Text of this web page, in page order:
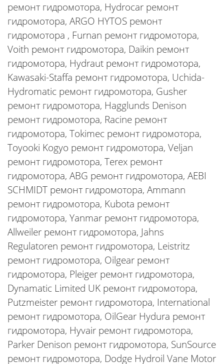
ремонт гидромотора, Hydrocar ремонт
гидромотора, ARGO HYTOS ремонт
гидромотора , Furnan ремонт гидромотора,
Voith ремонт гидромотора, Daikin ремонт
гидромотора, Hydraut ремонт гидромотора,
Kawasaki-Staffa ремонт гидромотора, Uchida-
Hydromatic ремонт гидромотора, Gusher
ремонт гидромотора, Hagglunds Denison
ремонт гидромотора, Racine ремонт
гидромотора, Tokimec ремонт гидромотора,
Toyooki Kogyo ремонт гидромотора, Veljan
ремонт гидромотора, Terex ремонт
гидромотора, ABG ремонт гидромотора, AEBI
SCHMIDT ремонт гидромотора, Ammann
ремонт гидромотора, Kubota ремонт
гидромотора, Yanmar ремонт гидромотора,
Allweiler ремонт гидромотора, Jahns
Regulatoren ремонт гидромотора, Leistritz
ремонт гидромотора, Oilgear ремонт
гидромотора, Pleiger ремонт гидромотора,
Dynamatic Limited UK ремонт гидромотора,
Putzmeister ремонт гидромотора, International
ремонт гидромотора, OilGear Hydura ремонт
гидромотора, Hyvair ремонт гидромотора,
Parker Denison ремонт гидромотора, SunSource
ремонт гидромотора, Dodge Hydroil Vane Motor